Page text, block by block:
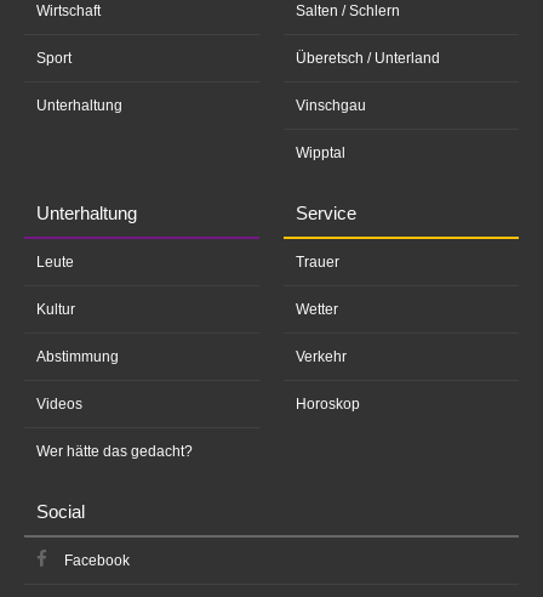
Wirtschaft
Sport
Unterhaltung
Salten / Schlern
Überetsch / Unterland
Vinschgau
Wipptal
Unterhaltung
Leute
Kultur
Abstimmung
Videos
Wer hätte das gedacht?
Service
Trauer
Wetter
Verkehr
Horoskop
Social
Facebook